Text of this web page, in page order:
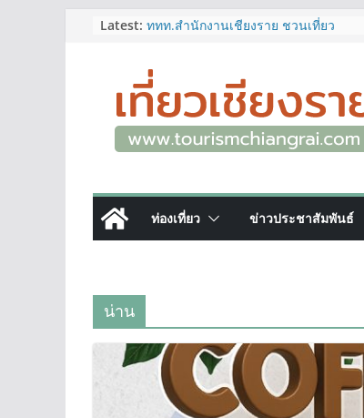
Latest: ททท.สำนักงานเชียงราย ชวนเที่ยว
เก็บแสตมป์ครบ แล้วรับของที่ระลึกสุด
พิเศษ! ทันที
เลขสวย หมวด ขจ เปิดประมูลออนไลน์
แล้ววันนี้ เลขเด่น เลขมงคล ความหมาย
ดีมีให้เลือกหลากหลายทั้ง 301 หมายเลข
จ.เชียงราย ที่ไม่ควรพลาด!
12–16 ส.ค.นี้ เตรียมพบกับมหกรรมสุด
ยิ่งใหญ่แห่งปี “อุตสาหกรรมแฟร์ ล้านนา
ตะวันออก 2026”
ท่องเที่ยว ข่าวประชาสัมพันธ์
น่าน